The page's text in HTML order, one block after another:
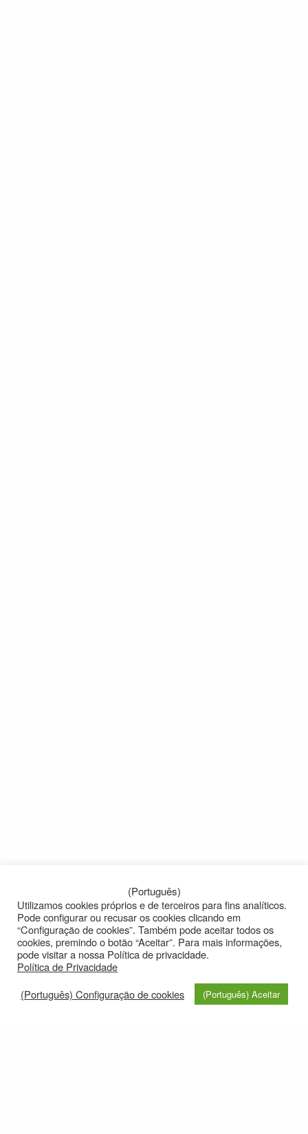
(Português)
Utilizamos cookies próprios e de terceiros para fins analíticos.
Pode configurar ou recusar os cookies clicando em
“Configuração de cookies”. Também pode aceitar todos os
cookies, premindo o botão “Aceitar”. Para mais informações,
pode visitar a nossa Política de privacidade.
Política de Privacidade
(Português) Configuração de cookies
(Português) Aceitar